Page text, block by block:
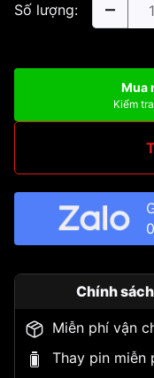
Số lượng:
Mua
Kiểm
Chính
Miễn phí vận
Thay pin miễn